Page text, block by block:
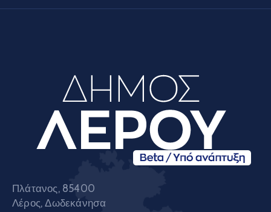
Πλάτανος, 85400
Λέρος, Δωδεκάνησα